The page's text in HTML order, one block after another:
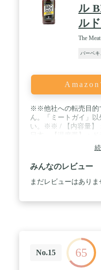
ル
ル
The
バーベキ
Amazon
※※他社への転売目的
ん。「ミートガイ」
い。※※ / 【内容量】
ルバーベキューソー
登場！ / こちらのマ
フレーバーを抑え、
て甘味をプラスしまし
合は「ミートガイ」で
みんなのレビュー
まだレビューはありま
No.15 65